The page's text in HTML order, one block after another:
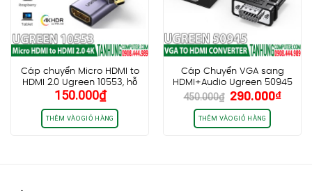
Cáp chuyển Micro HDMI to
HDMI 2.0 Ugreen 10553, hỗ
trợ 4K 3D 1080P
150.000₫
THÊM VÀO GIỎ HÀNG
Cáp Chuyển VGA sang
HDMI+Audio Ugreen 50945
CM513 (dài 25cm, có cổng
trợ nguồn USB-C)
450.000₫ Giá
gốc
là:
450.000₫.
290.000₫Giá
THÊM VÀO GIỎ HÀNG